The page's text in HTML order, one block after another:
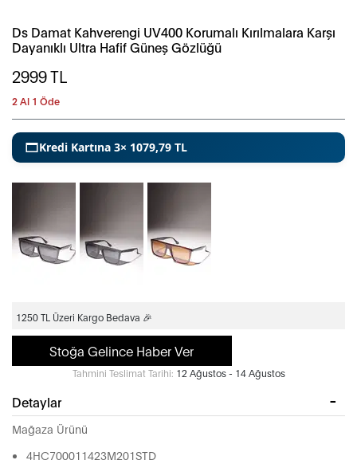
Ds Damat Kahverengi UV400 Korumalı Kırılmalara Karşı
Dayanıklı Ultra Hafif Güneş Gözlüğü
2999TL
2 Al 1 Öde
Kredi Kartına 3× 1079,79 TL
1250 TL Üzeri Kargo Bedava 🎉
Stoğa Gelince Haber Ver
Tahmini Teslimat Tarihi: 12 Ağustos - 14 Ağustos
Detaylar
Mağaza Ürünü
4HC700011423M201STD